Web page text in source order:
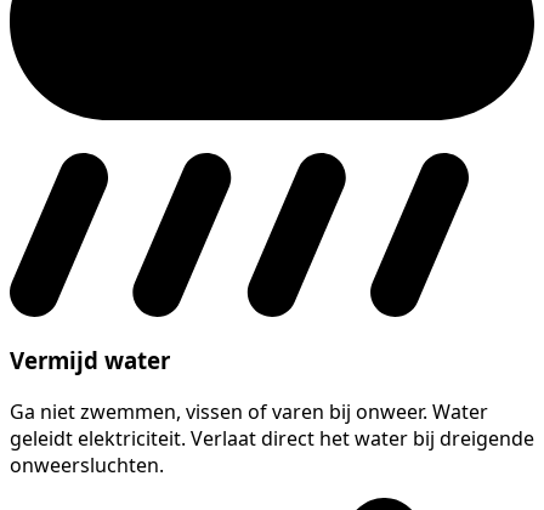
Vermijd water
Ga niet zwemmen, vissen of varen bij onweer. Water
geleidt elektriciteit. Verlaat direct het water bij dreigende
onweersluchten.